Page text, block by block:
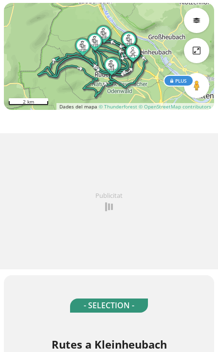
Dades del mapa © Thunderforest © OpenStreetMap contributors
PLUS
2 km
Publicitat
- SELECTION -
Rutes a Kleinheubach